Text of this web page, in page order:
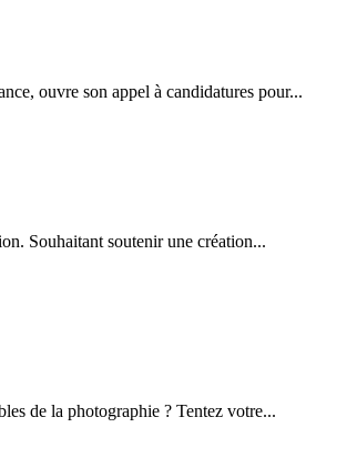
ouvre son appel à candidatures pour...
Souhaitant soutenir une création...
de la photographie ? Tentez votre...